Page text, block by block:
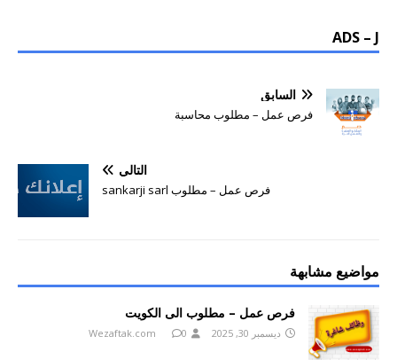
ADS – J
السابق
فرص عمل – مطلوب محاسبة
التالي
فرص عمل – مطلوب sankarji sarl
مواضيع مشابهة
فرص عمل – مطلوب الى الكويت
ديسمبر 30, 2025 Wezaftak.com 0